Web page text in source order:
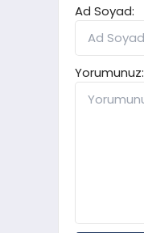
Ad Soyad:
Yorumunuz: